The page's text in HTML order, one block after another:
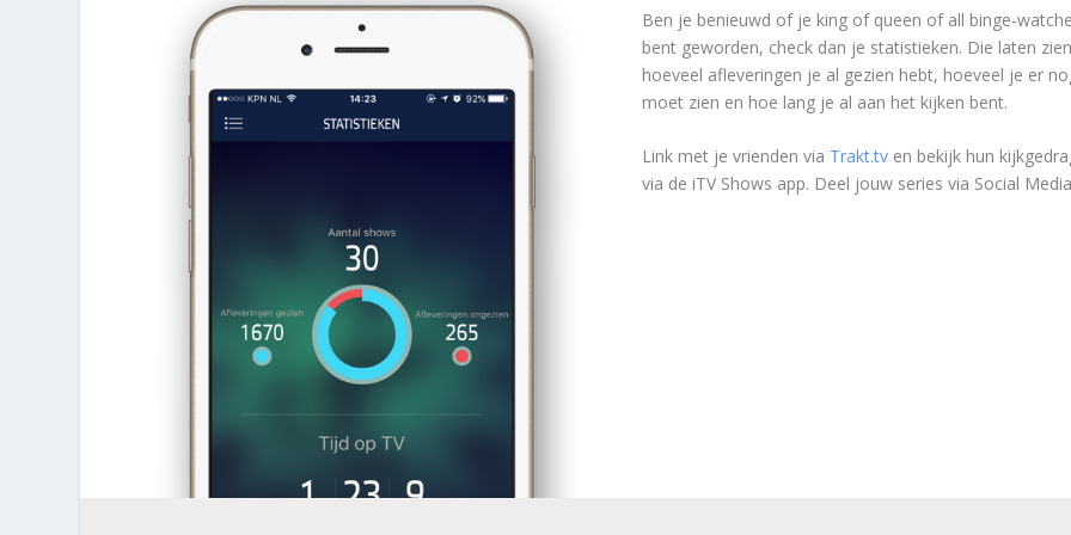
Ben je benieuwd of je king of queen of all binge-
bent geworden, check dan je statistieken. Die laten zien
hoeveel afleveringen je al gezien hebt, hoeveel je er
moet zien en hoe lang je al aan het kijken bent.
Link met je vrienden via Trakt.tven bekijk hun
via de iTV Shows app. Deel jouw series via Social